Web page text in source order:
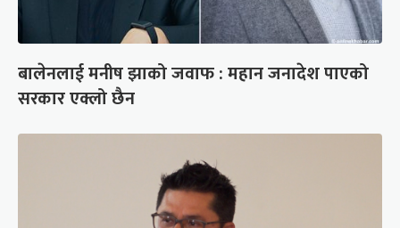
बालेनलाई मनीष झाको जवाफ : महान जनादेश पाएको
सरकार एक्लो छैन